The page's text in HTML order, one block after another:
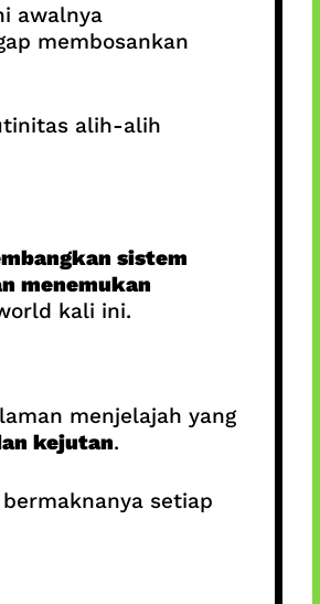
awalnya
membosankan
alih-alih
sistem
menemukan
kali ini.
menjelajah yang
kejutan.
setiap